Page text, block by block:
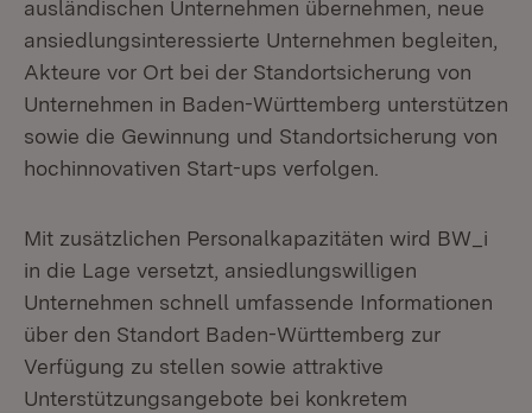
ausländischen Unternehmen übernehmen, neue
ansiedlungsinteressierte Unternehmen begleiten,
Akteure vor Ort bei der Standortsicherung von
Unternehmen in Baden-Württemberg unterstützen
sowie die Gewinnung und Standortsicherung von
hochinnovativen Start-ups verfolgen.
Mit zusätzlichen Personalkapazitäten wird BW_i
in die Lage versetzt, ansiedlungswilligen
Unternehmen schnell umfassende Informationen
über den Standort Baden-Württemberg zur
Verfügung zu stellen sowie attraktive
Unterstützungsangebote bei konkretem